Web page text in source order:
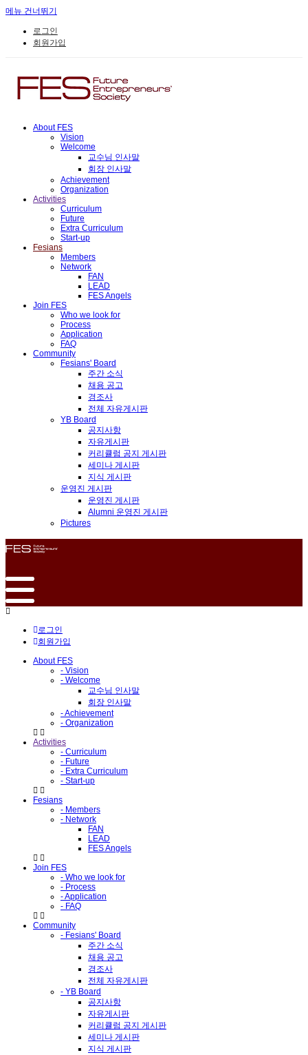
메뉴 건너뛰기
로그인
회원가입
About FES
Vision
Welcome
교수님 인사말
회장 인사말
Achievement
Organization
Activities
Curriculum
Future
Extra Curriculum
Start-up
Fesians
Members
Network
FAN
LEAD
FES Angels
Join FES
Who we look for
Process
Application
FAQ
Community
Fesians' Board
주간 소식
채용 공고
경조사
전체 자유게시판
YB Board
공지사항
자유게시판
커리큘럼 공지 게시판
세미나 게시판
지식 게시판
운영진 게시판
운영진 게시판
Alumni 운영진 게시판
Pictures
로그인
회원가입
About FES
- Vision
- Welcome
교수님 인사말
회장 인사말
- Achievement
- Organization
Activities
- Curriculum
- Future
- Extra Curriculum
- Start-up
Fesians
- Members
- Network
FAN
LEAD
FES Angels
Join FES
- Who we look for
- Process
- Application
- FAQ
Community
- Fesians' Board
주간 소식
채용 공고
경조사
전체 자유게시판
- YB Board
공지사항
자유게시판
커리큘럼 공지 게시판
세미나 게시판
지식 게시판